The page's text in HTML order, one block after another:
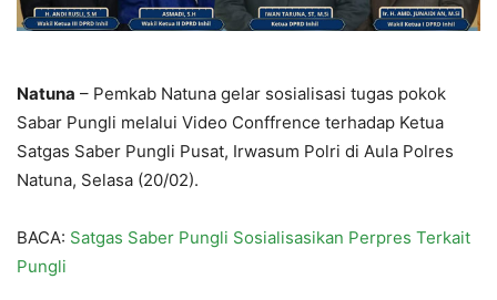
Natuna – Pemkab Natuna gelar sosialisasi tugas pokok
Sabar Pungli melalui Video Conffrence terhadap Ketua
Satgas Saber Pungli Pusat, Irwasum Polri di Aula Polres
Natuna, Selasa (20/02).
BACA: Satgas Saber Pungli Sosialisasikan Perpres Terkait
Pungli